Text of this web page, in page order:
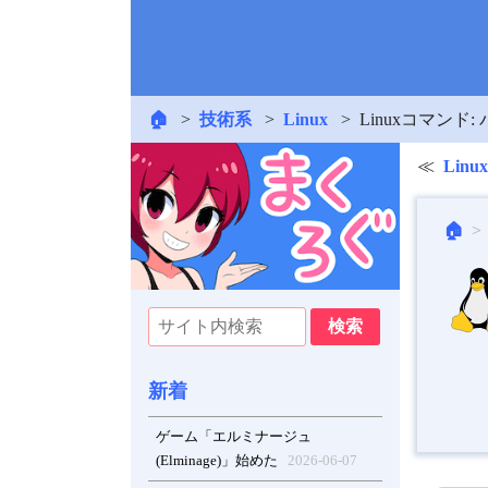
🏠 技術系 Linux Linuxコマンド:
新着
ゲーム「エルミナージュ
(Elminage)」始めた
2026-06-07
🏠